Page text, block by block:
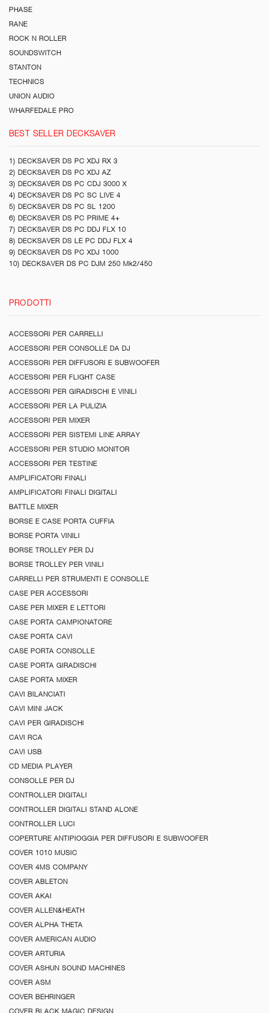
PHASE
RANE
ROCK N ROLLER
SOUNDSWITCH
STANTON
TECHNICS
UNION AUDIO
WHARFEDALE PRO
BEST SELLER DECKSAVER
1) DECKSAVER DS PC XDJ RX 3
2) DECKSAVER DS PC XDJ AZ
3) DECKSAVER DS PC CDJ 3000 X
4) DECKSAVER DS PC SC LIVE 4
5) DECKSAVER DS PC SL 1200
6) DECKSAVER DS PC PRIME 4+
7) DECKSAVER DS PC DDJ FLX 10
8) DECKSAVER DS LE PC DDJ FLX 4
9) DECKSAVER DS PC XDJ 1000
10) DECKSAVER DS PC DJM 250 Mk2/450
PRODOTTI
ACCESSORI PER CARRELLI
ACCESSORI PER CONSOLLE DA DJ
ACCESSORI PER DIFFUSORI E SUBWOOFER
ACCESSORI PER FLIGHT CASE
ACCESSORI PER GIRADISCHI E VINILI
ACCESSORI PER LA PULIZIA
ACCESSORI PER MIXER
ACCESSORI PER SISTEMI LINE ARRAY
ACCESSORI PER STUDIO MONITOR
ACCESSORI PER TESTINE
AMPLIFICATORI FINALI
AMPLIFICATORI FINALI DIGITALI
BATTLE MIXER
BORSE E CASE PORTA CUFFIA
BORSE PORTA VINILI
BORSE TROLLEY PER DJ
BORSE TROLLEY PER VINILI
CARRELLI PER STRUMENTI E CONSOLLE
CASE PER ACCESSORI
CASE PER MIXER E LETTORI
CASE PORTA CAMPIONATORE
CASE PORTA CAVI
CASE PORTA CONSOLLE
CASE PORTA GIRADISCHI
CASE PORTA MIXER
CAVI BILANCIATI
CAVI MINI JACK
CAVI PER GIRADISCHI
CAVI RCA
CAVI USB
CD MEDIA PLAYER
CONSOLLE PER DJ
CONTROLLER DIGITALI
CONTROLLER DIGITALI STAND ALONE
CONTROLLER LUCI
COPERTURE ANTIPIOGGIA PER DIFFUSORI E SUBWOOFER
COVER 1010 MUSIC
COVER 4MS COMPANY
COVER ABLETON
COVER AKAI
COVER ALLEN&HEATH
COVER ALPHA THETA
COVER AMERICAN AUDIO
COVER ARTURIA
COVER ASHUN SOUND MACHINES
COVER ASM
COVER BEHRINGER
COVER BLACK MAGIC DESIGN